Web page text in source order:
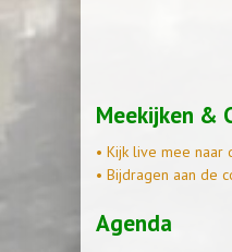
Meekijken &
• Kijk live mee naar
• Bijdragen aan de
Agenda